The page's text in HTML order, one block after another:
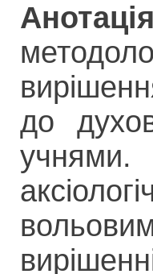
до